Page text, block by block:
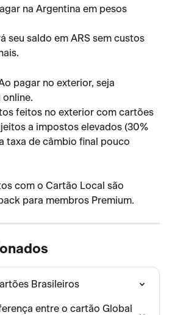
na Argentina em pesos
seu saldo em ARS sem custos
pagar no exterior, seja
online.
feitos no exterior com cartões
a impostos elevados (30%
taxa de câmbio final pouco
com o Cartão Local são
para membros Premium.
Brasileiros
entre o cartão Global